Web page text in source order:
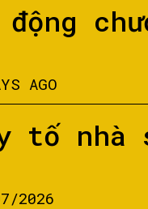
động
AGO
tố nhà
2026